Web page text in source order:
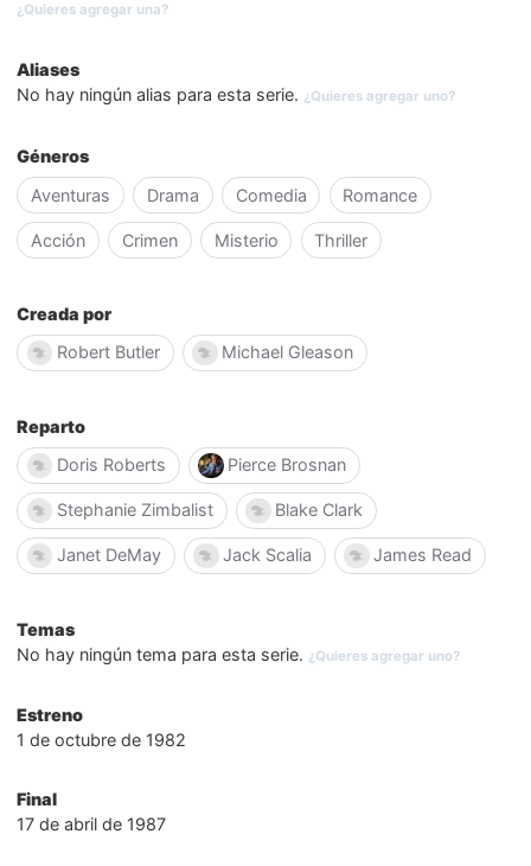
¿Quieres agregar una?
Aliases
No hay ningún alias para esta serie. ¿Quieres agregar uno?
Géneros
Aventuras
Drama Comedia Romance
Acción Crimen Misterio Thriller
Creada por
Robert Butler
Michael Gleason
Reparto
Doris Roberts
Pierce Brosnan
Stephanie Zimbalist Blake Clark
Janet DeMay Jack Scalia James Read
Temas
No hay ningún tema para esta serie. ¿Quieres agregar uno?
Estreno
1 de octubre de 1982
Final
17 de abril de 1987